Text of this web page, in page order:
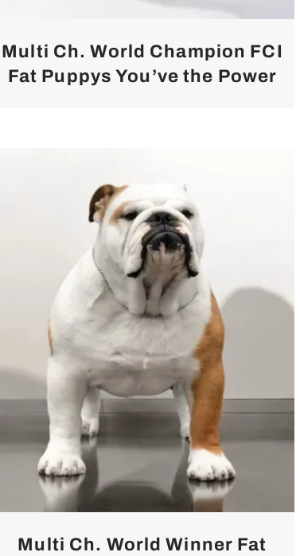
Multi Ch. World Champion FCI
Fat Puppys You’ve the Power
Multi Ch. World Winner Fat